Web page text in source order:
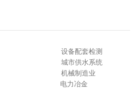
控制 设备配套检测
统 城市供水系统
业 机械制造业
域测量 电力冶金